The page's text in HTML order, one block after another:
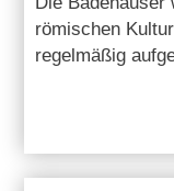
römischen
regelmäßig